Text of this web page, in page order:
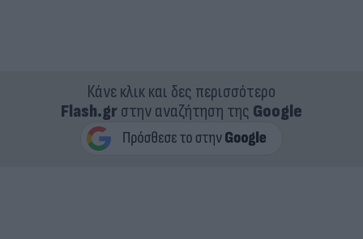
Κάνε κλικ και δες περισσότερο
Flash.grστην αναζήτηση της Google